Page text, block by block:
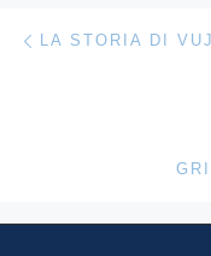
LA STORIA DI